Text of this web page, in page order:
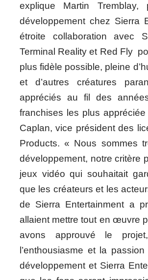
explique Martin
développement chez Sierra
étroite collaboration avec
Terminal Reality et Red Fly
plus fidèle possible, pleine
et d’autres créatures
appréciés au fil des
franchises les plus
Caplan, vice président des
Products. « Nous sommes
développement, notre critère
jeux vidéo qui souhaitait
que les créateurs et les
de Sierra Entertainment a
allaient mettre tout en œuvre
avons approuvé le
l’enthousiasme et la
développement et Sierra